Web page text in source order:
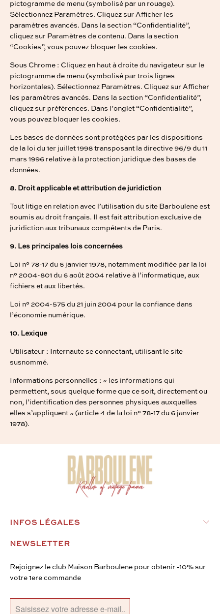
pictogramme de menu (symbolisé par un rouage).
Sélectionnez Paramètres. Cliquez sur Afficher les
paramètres avancés. Dans la section “Confidentialité”,
cliquez sur Paramètres de contenu. Dans la section
“Cookies”, vous pouvez bloquer les cookies.
Sous Chrome : Cliquez en haut à droite du navigateur sur le
pictogramme de menu (symbolisé par trois lignes
horizontales). Sélectionnez Paramètres. Cliquez sur Afficher
les paramètres avancés. Dans la section “Confidentialité”,
cliquez sur préférences. Dans l’onglet “Confidentialité”,
vous pouvez bloquer les cookies.
Les bases de données sont protégées par les dispositions
de la loi du 1er juillet 1998 transposant la directive 96/9 du 11
mars 1996 relative à la protection juridique des bases de
données.
8. Droit applicable et attribution de juridiction
Tout litige en relation avec l’utilisation du site Barboulene est
soumis au droit français. Il est fait attribution exclusive de
juridiction aux tribunaux compétents de Paris.
9. Les principales lois concernées
Loi n° 78-17 du 6 janvier 1978, notamment modifiée par la loi
n° 2004-801 du 6 août 2004 relative à l’informatique, aux
fichiers et aux libertés.
Loi n° 2004-575 du 21 juin 2004 pour la confiance dans
l’économie numérique.
10. Lexique
Utilisateur : Internaute se connectant, utilisant le site
susnommé.
Informations personnelles : « les informations qui
permettent, sous quelque forme que ce soit, directement ou
non, l’identification des personnes physiques auxquelles
elles s’appliquent » (article 4 de la loi n° 78-17 du 6 janvier
1978).
INFOS LÉGALES
NEWSLETTER
Rejoignez le club Maison Barboulene pour obtenir -10% sur
votre 1ere commande